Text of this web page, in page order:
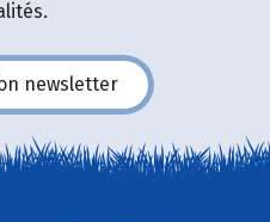
newsletter